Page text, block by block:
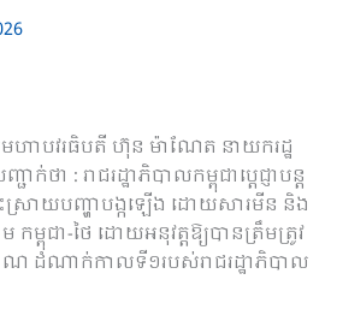
មហា​បវរ​ធិ​បតី ហ៊ុន ម៉ា​ណែ​ត នាយក​រដ្ឋ
ាក់​ថា : រាជរដ្ឋាភិបាល​កម្ពុជា​ប្តេជ្ញា​បន្ត​
ស្រាយ​បញ្ហា​បង្ក​ឡើង ដោយសារ​មីន និង​
ម្ពុជា​-​ថៃ ដោយ​អនុវត្ត​ឱ្យ​បាន​ត្រឹមត្រូវ​
ណ ដំណាក់កាល​ទី​១​របស់​រាជរដ្ឋាភិបាល​